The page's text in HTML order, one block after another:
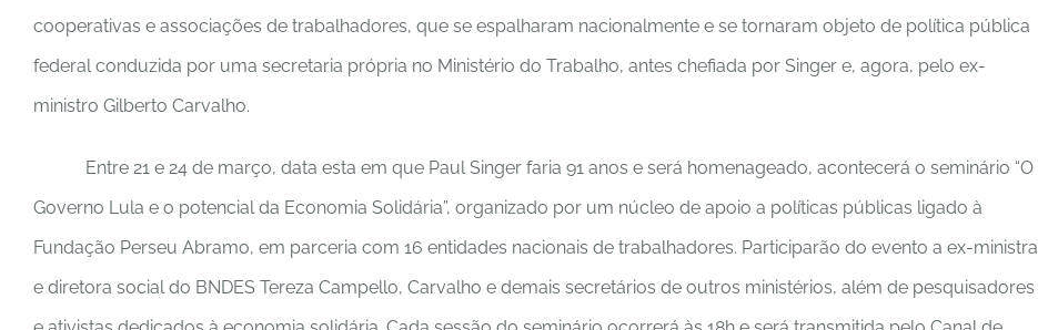
cooperativas e associações de trabalhadores, que se espalharam nacionalmente e se tornaram objeto de política pública
federal conduzida por uma secretaria própria no Ministério do Trabalho, antes chefiada por Singer e, agora, pelo ex-
ministro Gilberto Carvalho.
Entre 21 e 24 de março, data esta em que Paul Singer faria 91 anos e será homenageado, acontecerá o seminário “O
Governo Lula e o potencial da Economia Solidária”, organizado por um núcleo de apoio a políticas públicas ligado à
Fundação Perseu Abramo, em parceria com 16 entidades nacionais de trabalhadores. Participarão do evento a ex-ministra
e diretora social do BNDES Tereza Campello, Carvalho e demais secretários de outros ministérios, além de pesquisadores